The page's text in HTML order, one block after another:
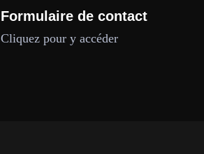
Formulaire de contact
Cliquez pour y accéder